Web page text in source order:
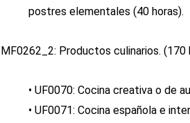
postres elementales (40 horas).
MF0262_2: Productos culinarios. (170
• UF0070: Cocina creativa o de
• UF0071: Cocina española e